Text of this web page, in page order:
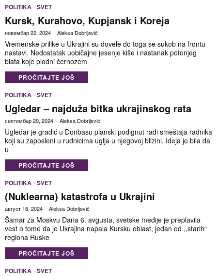
POLITIKA · SVET
Kursk, Kurahovo, Kupjansk i Koreja
новембар 22, 2024 Aleksa Dobrijević
Vremenske prilike u Ukrajini su dovele do toga se sukob na frontu
nastavi. Nedostatak uobičajne jesenje kiše i nastanak potonjeg
blata koje plodni černozem
PROČITAJTE JOŠ
POLITIKA · SVET
Ugledar – najduža bitka ukrajinskog rata
септембар 29, 2024 Aleksa Dobrijević
Ugledar je gradić u Donbasu planski podignut radi smeštaja radnika
koji su zaposleni u rudnicima uglja u njegovoj blizini. Ideja je bila da
u
PROČITAJTE JOŠ
POLITIKA · SVET
(Nuklearna) katastrofa u Ukrajini
август 18, 2024 Aleksa Dobrijević
Šamar za Moskvu Dana 6. avgusta, svetske medije je preplavila
vest o tome da je Ukrajina napala Kursku oblast, jedan od ,,starih“
regiona Ruske
PROČITAJTE JOŠ
POLITIKA · SVET